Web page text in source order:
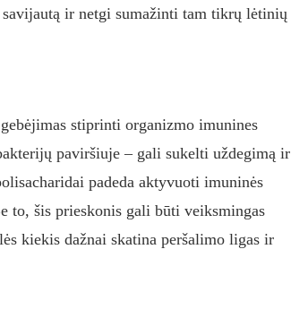
ir netgi sumažinti tam tikrų lėtinių
stiprinti organizmo imunines
paviršiuje – gali sukelti uždegimą ir
padeda aktyvuoti imuninės
to, šis prieskonis gali būti veiksmingas
kiekis dažnai skatina peršalimo ligas ir